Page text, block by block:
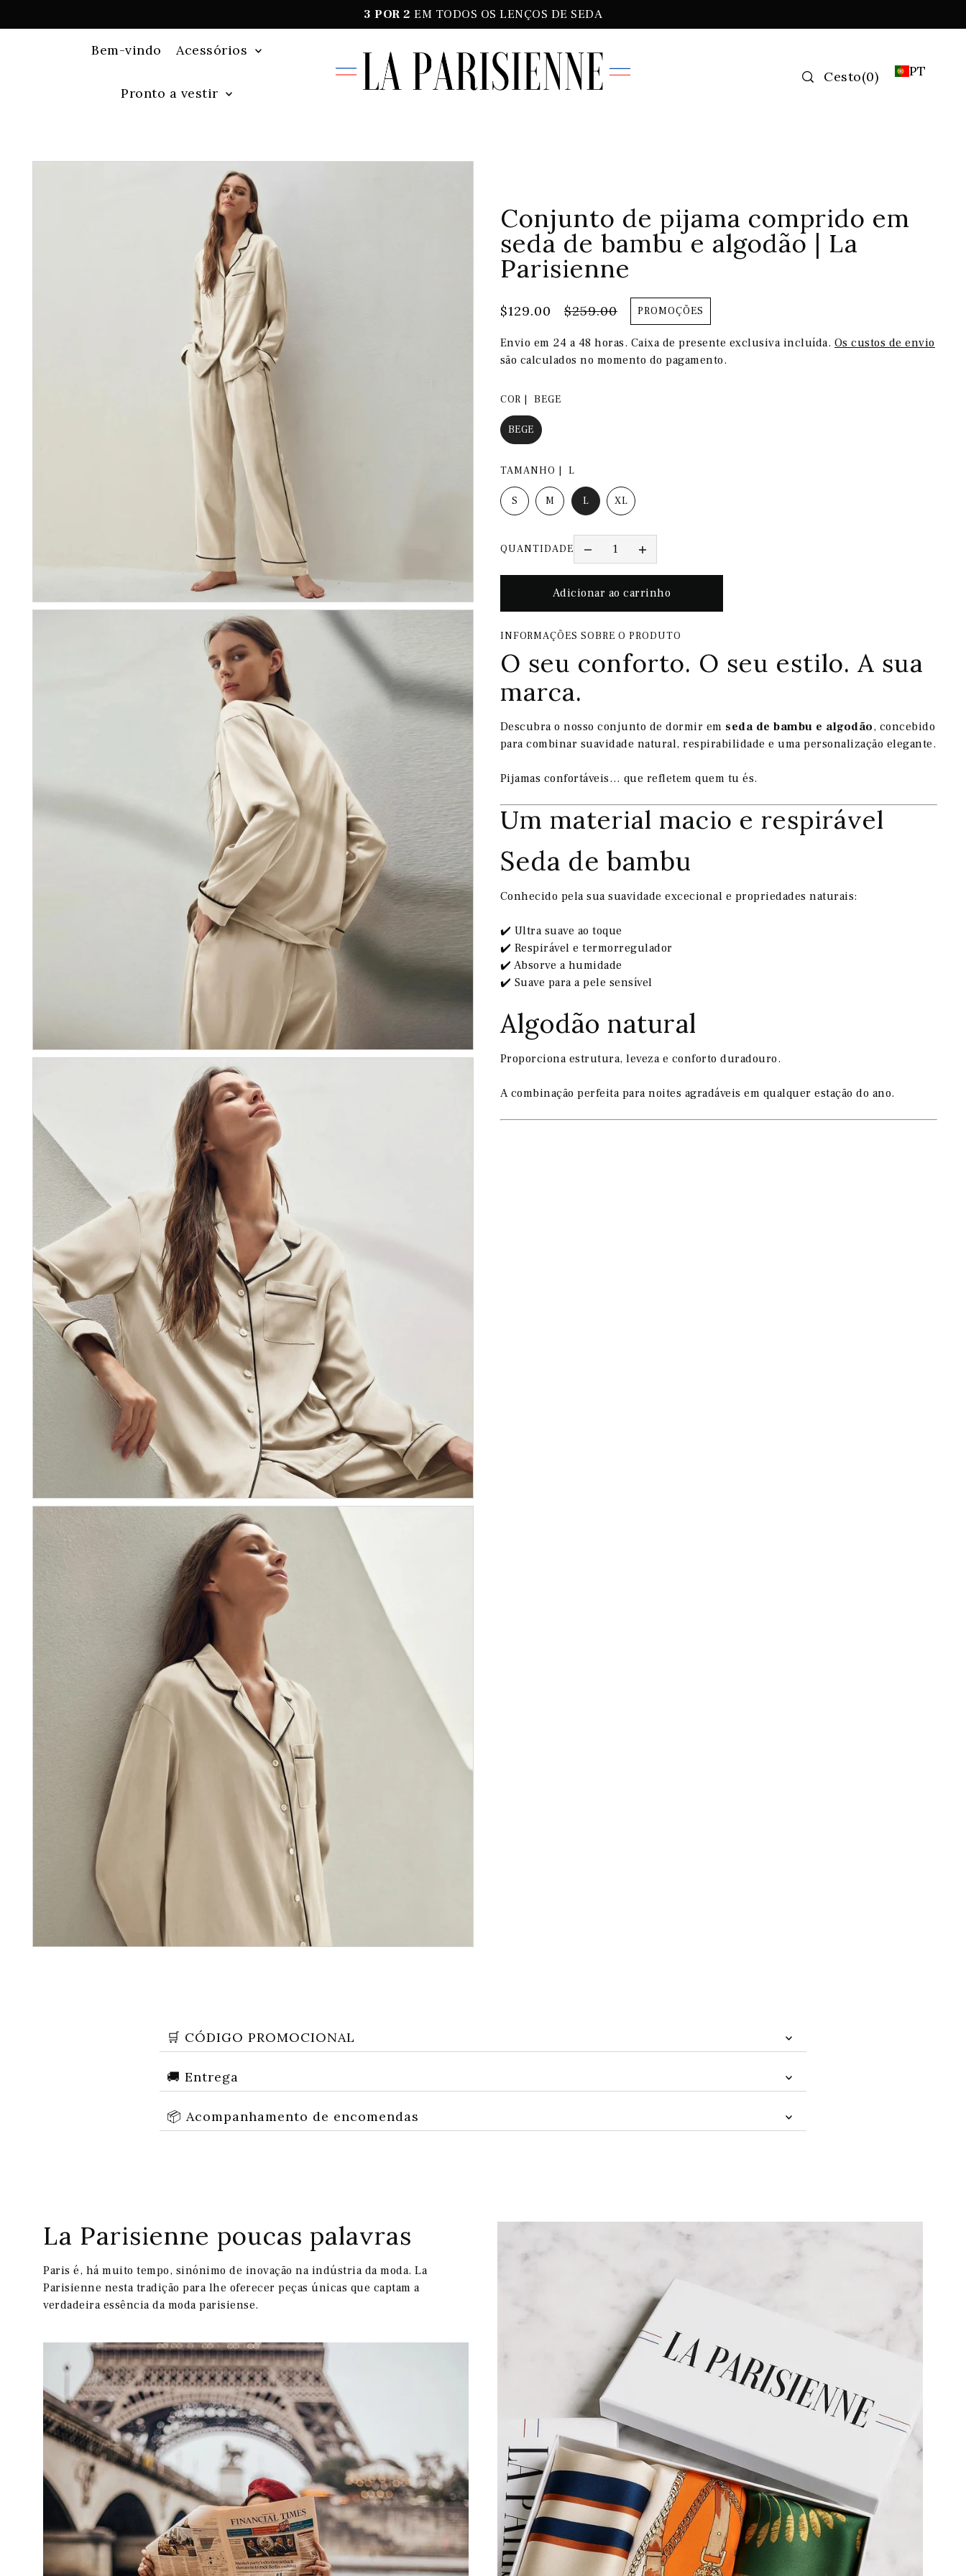
3 POR 2 EM TODOS OS LENÇOS DE SEDA
Bem-vindo Acessórios
Pronto a vestir
Cesto(0) PT
Conjunto de pijama comprido em
seda de bambu e algodão | La
Parisienne
$129.00 $259.00 PROMOÇÕES
Envio em 24 a 48 horas. Caixa de presente exclusiva incluída. Os custos de envio
são calculados no momento do pagamento.
COR | BEGE
BEGE
TAMANHO | L
S M L XL
QUANTIDADE
INFORMAÇÕES SOBRE O PRODUTO
O seu conforto. O seu estilo. A sua
marca.
Descubra o nosso conjunto de dormir em seda de bambu e algodão, concebido
para combinar suavidade natural, respirabilidade e uma personalização elegante.
Pijamas confortáveis… que refletem quem tu és.
Um material macio e respirável
Seda de bambu
Conhecido pela sua suavidade excecional e propriedades naturais:
✔️ Ultra suave ao toque
✔️ Respirável e termorregulador
✔️ Absorve a humidade
✔️ Suave para a pele sensível
Algodão natural
Proporciona estrutura, leveza e conforto duradouro.
A combinação perfeita para noites agradáveis em qualquer estação do ano.
🛒 CÓDIGO PROMOCIONAL
🚚 Entrega
📦 Acompanhamento de encomendas
La Parisienne poucas palavras
Paris é, há muito tempo, sinónimo de inovação na indústria da moda. La
Parisienne nesta tradição para lhe oferecer peças únicas que captam a
verdadeira essência da moda parisiense.
Recevez vos
Réduction Offert !
RECEVOIR MON CODE